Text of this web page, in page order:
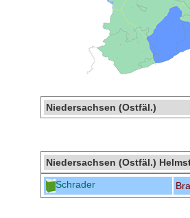
Niedersachsen (Ostfäl.)
Niedersachsen (Ostfäl.)
Schrader